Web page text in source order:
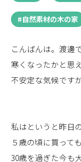
#自然素材の木の家
こんばんは。渡邊で
寒くなったかと思
不安定な気候です
私はというと昨日
５歳の頃に買って
30歳を過ぎた今も